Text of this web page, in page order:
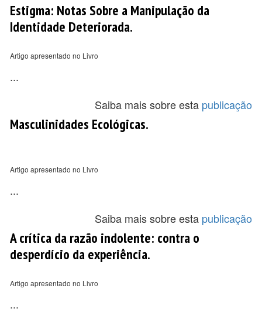
Estigma: Notas Sobre a Manipulação da
Identidade Deteriorada.
Artigo apresentado no Livro
...
Saiba mais sobre esta publicação
Masculinidades Ecológicas.
Artigo apresentado no Livro
...
Saiba mais sobre esta publicação
A crítica da razão indolente: contra o
desperdício da experiência.
Artigo apresentado no Livro
...